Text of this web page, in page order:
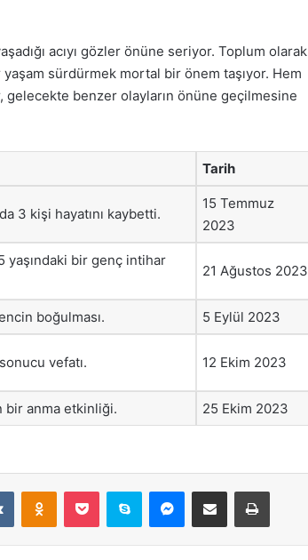
acıyı gözler önüne seriyor. Toplum olarak
sürdürmek mortal bir önem taşıyor. Hem
benzer olayların önüne geçilmesine
Tarih
3 kişi hayatını kaybetti.
15 Temmuz
2023
yaşındaki bir genç intihar
21 Ağustos 2023
boğulması. 5 Eylül 2023
vefatı. 12 Ekim 2023
bir anma etkinliği. 25 Ekim 2023
VKontakteOdnoklassniki
Pocket Skype Messenger
E-Posta ile paylaş Yazdır